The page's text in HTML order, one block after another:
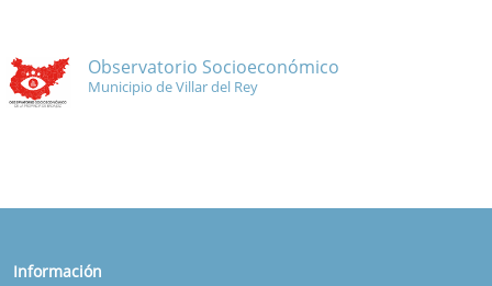
Observatorio Socioeconómico
Municipio de Villar del Rey
Información